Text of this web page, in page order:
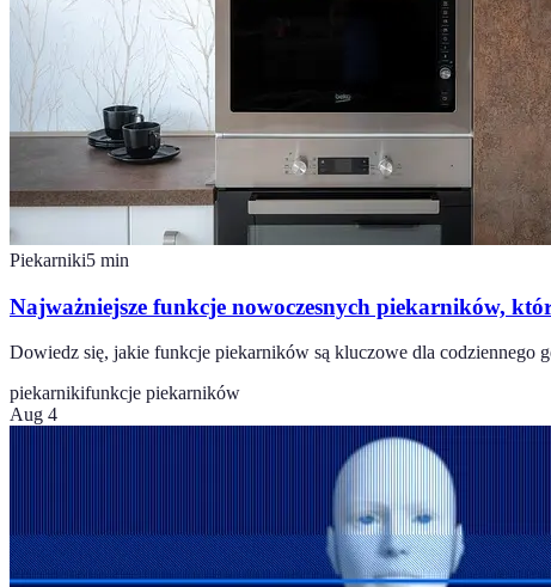
Piekarniki5 min
Najważniejsze funkcje nowoczesnych piekarników,
Dowiedz się, jakie funkcje piekarników są kluczowe dla codziennego
piekarnikifunkcje piekarników
Aug 4